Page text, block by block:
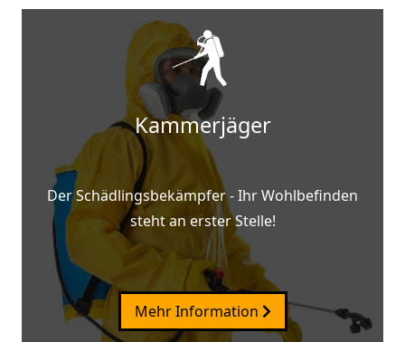
Kammerjäger
Der Schädlingsbekämpfer - Ihr Wohlbefinden
steht an erster Stelle!
Mehr Information